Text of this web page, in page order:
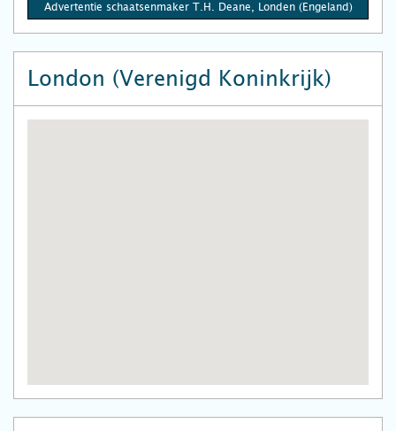
Advertentie schaatsenmaker T.H. Deane, Londen (Engeland)
London (Verenigd Koninkrijk)